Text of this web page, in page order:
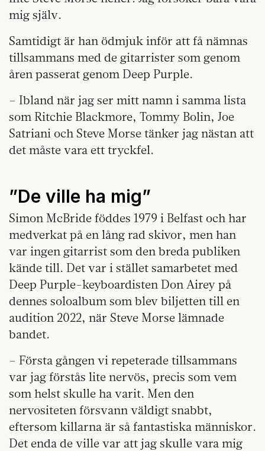
mig själv.
Samtidigt är han ödmjuk inför att få nämnas
tillsammans med de gitarrister som genom
åren passerat genom Deep Purple.
– Ibland när jag ser mitt namn i samma lista
som Ritchie Blackmore, Tommy Bolin, Joe
Satriani och Steve Morse tänker jag nästan att
det måste vara ett tryckfel.
”De ville ha mig”
Simon McBride föddes 1979 i Belfast och har
medverkat på en lång rad skivor, men han
var ingen gitarrist som den breda publiken
kände till. Det var i stället samarbetet med
Deep Purple-keyboardisten Don Airey på
dennes soloalbum som blev biljetten till en
audition 2022, när Steve Morse lämnade
bandet.
– Första gången vi repeterade tillsammans
var jag förstås lite nervös, precis som vem
som helst skulle ha varit. Men den
nervositeten försvann väldigt snabbt,
eftersom killarna är så fantastiska människor.
Det enda de ville var att jag skulle vara mig